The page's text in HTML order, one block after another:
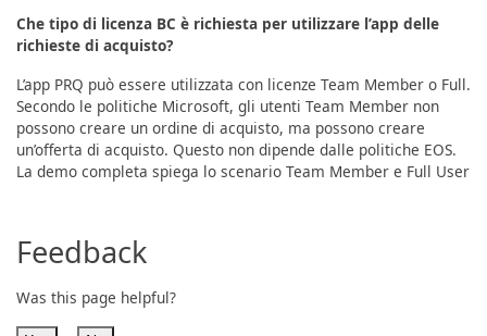
Che tipo di licenza BC è richiesta per utilizzare l’app delle
richieste di acquisto?
L’app PRQ può essere utilizzata con licenze Team Member o Full.
Secondo le politiche Microsoft, gli utenti Team Member non
possono creare un ordine di acquisto, ma possono creare
un’offerta di acquisto. Questo non dipende dalle politiche EOS.
La demo completa spiega lo scenario Team Member e Full User
Feedback
Was this page helpful?